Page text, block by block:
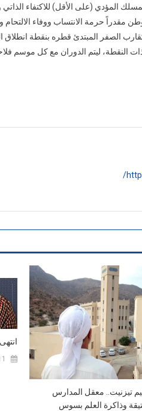
المؤدي (على الأقل) للاكتفاء
مقدراً حرمة الانتساب ووفاء الالتحام
الصفر المبتدئ قطره بنقطة انطلاق
ذات النقطة، ليتم الدوران مع كل موسم
تيزنيت.. معقل المدارس
وذاكرة العلم بسوس
11